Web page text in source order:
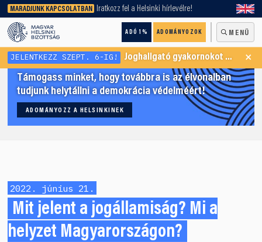
MARADJUNK KAPCSOLATBAN Iratkozz fel a Helsinki hírlevélre!
ADÓ 1% ADOMÁNYOZOK MENÜ
keresőnket!
JELENTKEZZ SZEPT. 6-IG! Joghallgató gyakornokot keresünk Menekültügyi Programunkba ×
Támogass minket, hogy továbbra is az élvonalban
tudjunk helytállni a demokrácia védelméért!
ADOMÁNYOZZ A HELSINKINEK
2022. június 21.
Mit jelent a jogállamiság? Mi a
helyzet Magyarországon?